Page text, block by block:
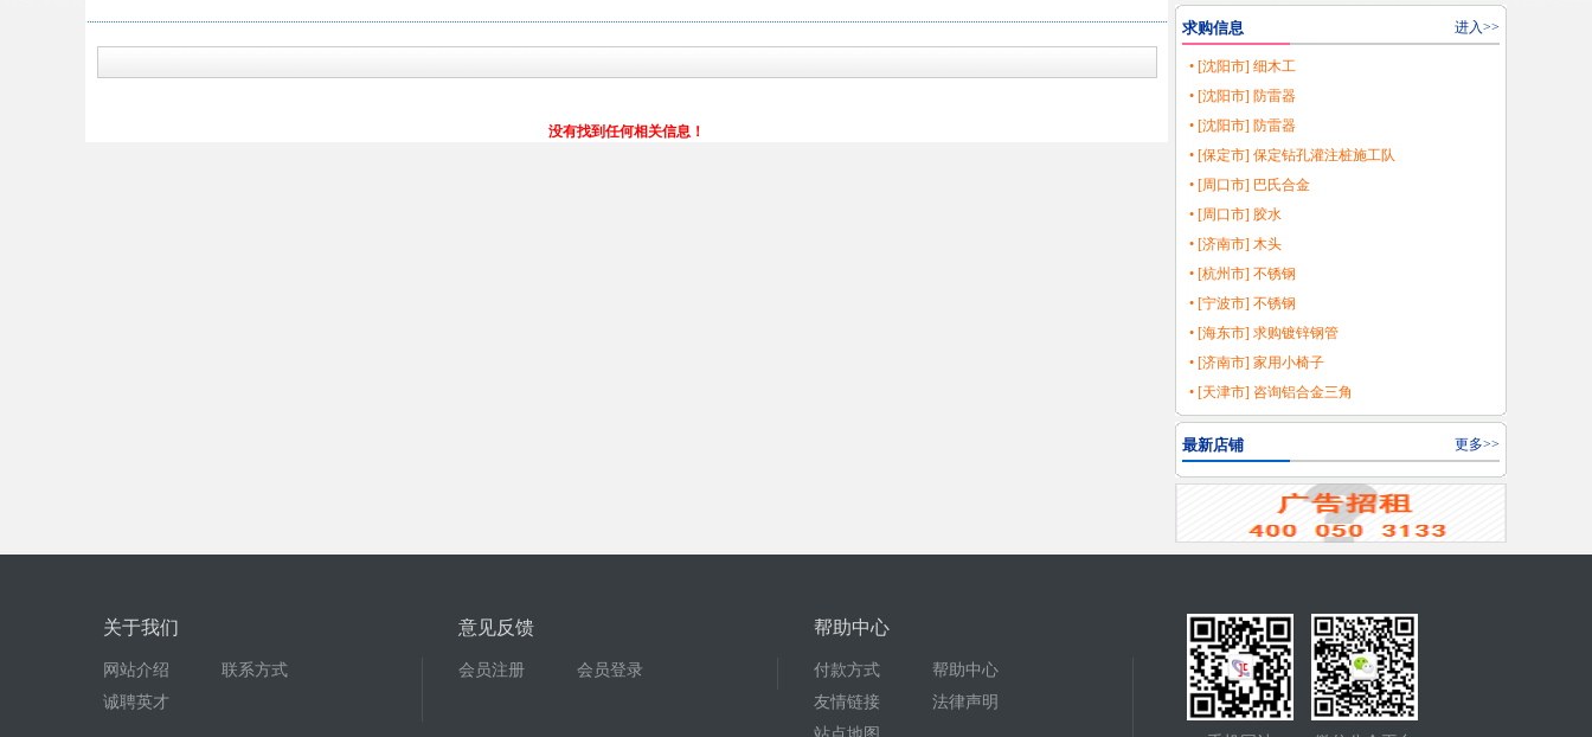
没有找到任何相关信息！
求购信息 进入>>
• [沈阳市] 细木工
• [沈阳市] 防雷器
• [沈阳市] 防雷器
• [保定市] 保定钻孔灌注桩施工队
• [周口市] 巴氏合金
• [周口市] 胶水
• [济南市] 木头
• [杭州市] 不锈钢
• [宁波市] 不锈钢
• [海东市] 求购镀锌钢管
• [济南市] 家用小椅子
• [天津市] 咨询铝合金三角
最新店铺 更多>>
关于我们
网站介绍
联系方式
诚聘英才
意见反馈
会员注册 会员登录
帮助中心
付款方式
帮助中心
友情链接
法律声明